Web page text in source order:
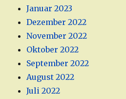
Januar 2023
Dezember 2022
November 2022
Oktober 2022
September 2022
August 2022
Juli 2022